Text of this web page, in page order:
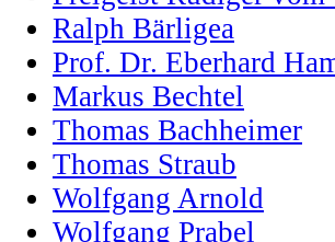
Ralph Bärligea
Prof. Dr. Eberhard
Markus Bechtel
Thomas Bachheimer
Thomas Straub
Wolfgang Arnold
Wolfgang Prabel